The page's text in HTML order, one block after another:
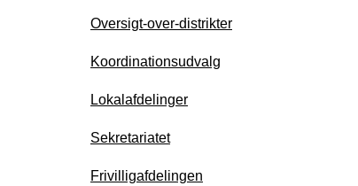
Oversigt-over-distrikter
Koordinationsudvalg
Lokalafdelinger
Sekretariatet
Frivilligafdelingen